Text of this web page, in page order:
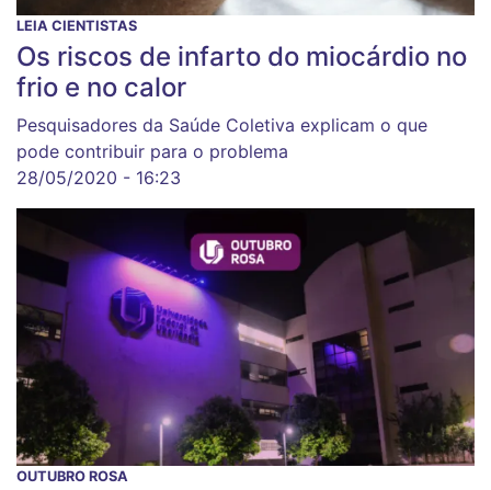
LEIA CIENTISTAS
Os riscos de infarto do miocárdio no
frio e no calor
Pesquisadores da Saúde Coletiva explicam o que
pode contribuir para o problema
28/05/2020 - 16:23
OUTUBRO ROSA